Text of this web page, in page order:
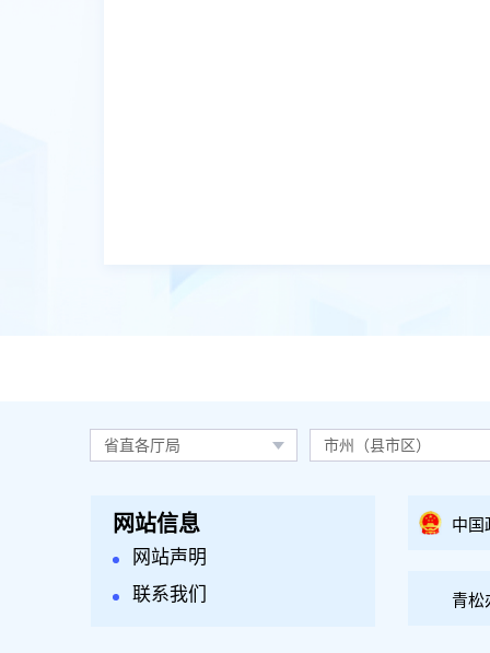
省直各厅局 市州（县市区）
网站信息
网站声明
联系我们
中国
青松